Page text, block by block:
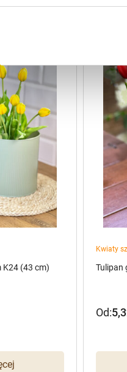
K24 (43 cm)
Kwiaty
Tulipan
Od: